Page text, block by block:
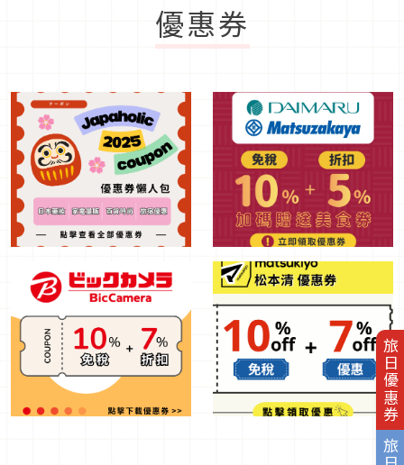
旅日優惠券
優惠券